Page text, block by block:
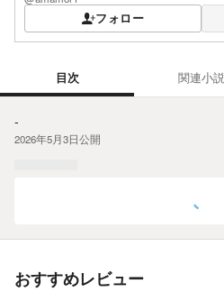
フォロー
目次 関連小説
-
2026年5月3日公開
おすすめレビュー